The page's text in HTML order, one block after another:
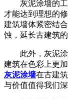
灰泥涂墙的工
才能达到理想的
建筑墙体紧密结
蚀，延长古建筑的
此外，灰泥涂
建筑在色彩上更
灰泥涂墙在古建
与价值值得我们